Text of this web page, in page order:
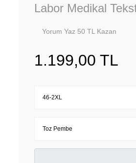
Labor Medikal
Yorum Yaz 50 TL Kazan
1.199,00 TL